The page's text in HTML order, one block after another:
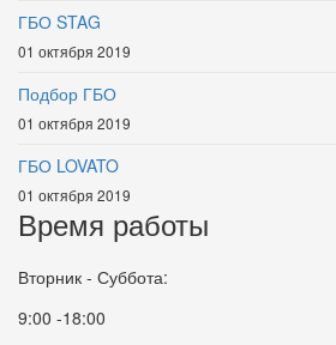
ГБО STAG
01 октября 2019
Подбор ГБО
01 октября 2019
ГБО LOVATO
01 октября 2019
Время работы
Вторник - Суббота:
9:00 -18:00